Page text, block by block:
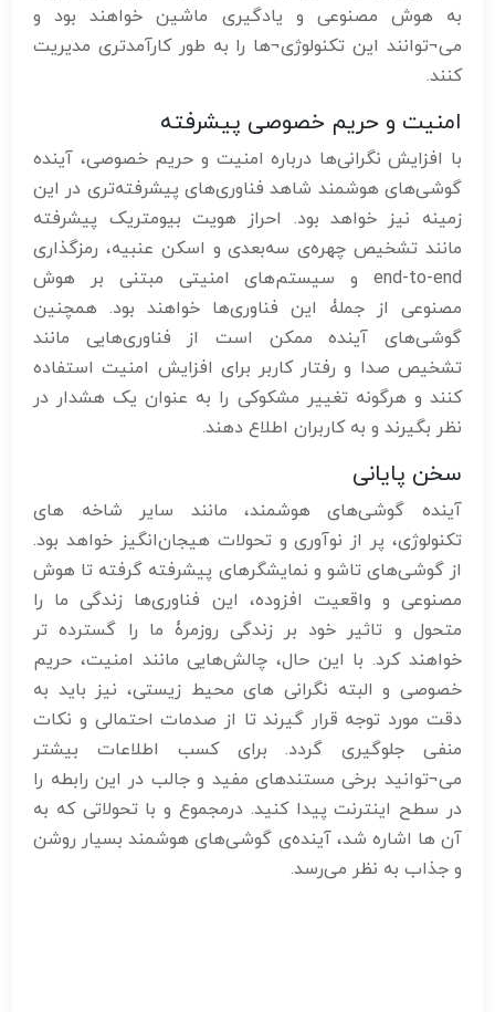
به هوش مصنوعی و یادگیری ماشین خواهند بود و
می¬توانند این تکنولوژی¬ها را به طور کارآمدتری مدیریت
کنند.
امنیت و حریم خصوصی پیشرفته
با افزایش نگرانی‌ها درباره امنیت و حریم خصوصی، آینده
گوشی‌های هوشمند شاهد فناوری‌های پیشرفته‌تری در این
زمینه نیز خواهد بود. احراز هویت بیومتریک پیشرفته
مانند تشخیص چهره‌ی سه‌بعدی و اسکن عنبیه، رمزگذاری
end-to-end و سیستم‌های امنیتی مبتنی بر هوش
مصنوعی از جملۀ این فناوری‌ها خواهند بود. همچنین
گوشی‌های آینده ممکن است از فناوری‌هایی مانند
تشخیص صدا و رفتار کاربر برای افزایش امنیت استفاده
کنند و هرگونه تغییر مشکوکی را به عنوان یک هشدار در
نظر بگیرند و به کاربران اطلاع دهند.
سخن پایانی
آینده گوشی‌های هوشمند، مانند سایر شاخه های
تکنولوژی، پر از نوآوری و تحولات هیجان‌انگیز خواهد بود.
از گوشی‌های تاشو و نمایشگرهای پیشرفته گرفته تا هوش
مصنوعی و واقعیت افزوده، این فناوری‌ها زندگی ما را
متحول و تاثیر خود بر زندگی روزمرۀ ما را گسترده تر
خواهند کرد. با این حال، چالش‌هایی مانند امنیت، حریم
خصوصی و البته نگرانی های محیط زیستی، نیز باید به
دقت مورد توجه قرار گیرند تا از صدمات احتمالی و نکات
منفی جلوگیری گردد. برای کسب اطلاعات بیشتر
می¬توانید برخی مستندهای مفید و جالب در این رابطه را
در سطح اینترنت پیدا کنید. درمجموع و با تحولاتی که به
آن ها اشاره شد، آینده‌ی گوشی‌های هوشمند بسیار روشن
و جذاب به نظر می‌رسد.